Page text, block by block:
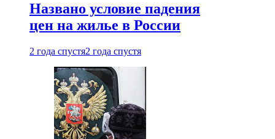
Названо условие падения
цен на жилье в России
2 года спустя2 года спустя